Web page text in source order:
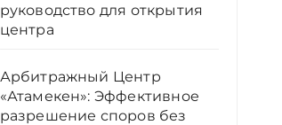
руководство для открытия
центра
Арбитражный Центр
«Атамекен»: Эффективное
разрешение споров без